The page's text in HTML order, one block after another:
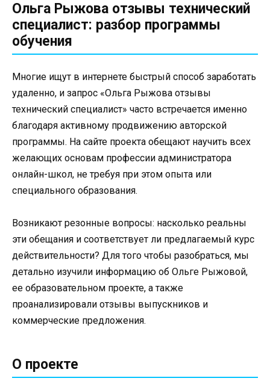
Ольга Рыжова отзывы технический
специалист: разбор программы
обучения
Многие ищут в интернете быстрый способ заработать
удаленно, и запрос «Ольга Рыжова отзывы
технический специалист» часто встречается именно
благодаря активному продвижению авторской
программы. На сайте проекта обещают научить всех
желающих основам профессии администратора
онлайн-школ, не требуя при этом опыта или
специального образования.
Возникают резонные вопросы: насколько реальны
эти обещания и соответствует ли предлагаемый курс
действительности? Для того чтобы разобраться, мы
детально изучили информацию об Ольге Рыжовой,
ее образовательном проекте, а также
проанализировали отзывы выпускников и
коммерческие предложения.
О проекте